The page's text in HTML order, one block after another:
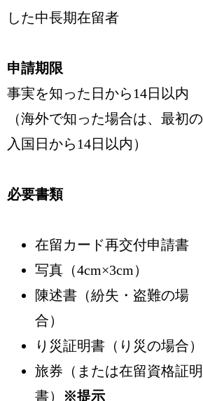
した中長期在留者
申請期限
事実を知った日から14日以内
（海外で知った場合は、最初の
入国日から14日以内）
必要書類
在留カード再交付申請書
写真（4cm×3cm）
陳述書（紛失・盗難の場
合）
り災証明書（り災の場合）
旅券（または在留資格証明
書） ※提示